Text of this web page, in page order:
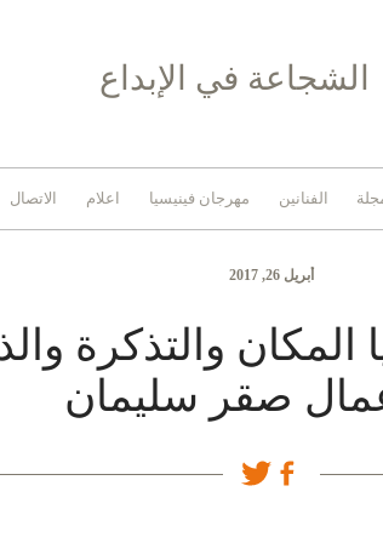
الشجاعة في الإبداع
الفنانين مهرجان فينيسيا اعلام الاتصال
أبريل 26, 2017
المكان والتذكرة
صقر سليمان